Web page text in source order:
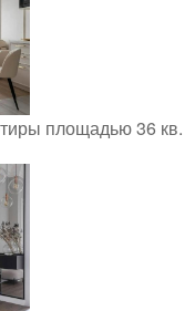
площадью 36 кв.